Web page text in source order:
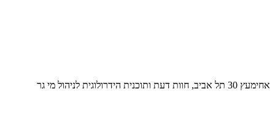
אחימעץ 30 תל אביב, חוות דעת ותוכנית הידרולוגית לניהול מי גר